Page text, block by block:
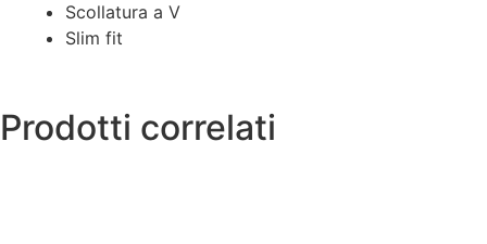
Scollatura a V
Slim fit
Prodotti correlati